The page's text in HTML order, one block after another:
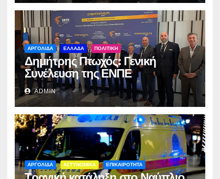
ΑΡΓΟΛΙΔΑ ΕΛΛΑΔΑ ΠΟΛΙΤΙΚΗ
Δημήτρης Πτωχός: Γενική
Συνέλευση της ΕΝΠΕ
ADMIN
ΑΡΓΟΛΙΔΑ ΑΣΤΥΝΟΜΙΚΑ ΕΠΙΚΑΙΡΟΤΗΤΑ